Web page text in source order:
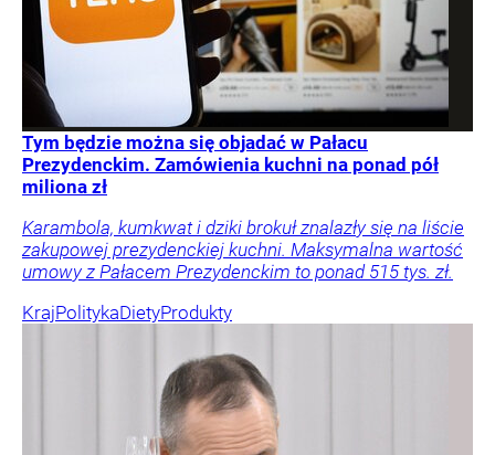
Tym będzie można się objadać w Pałacu
Prezydenckim. Zamówienia kuchni na ponad pół
miliona zł
Karambola, kumkwat i dziki brokuł znalazły się na liście
zakupowej prezydenckiej kuchni. Maksymalna wartość
umowy z Pałacem Prezydenckim to ponad 515 tys. zł.
KrajPolitykaDietyProdukty